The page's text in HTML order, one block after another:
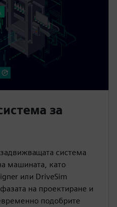
за
система
машината, като
или DriveSim
на проектиране и
подобрите